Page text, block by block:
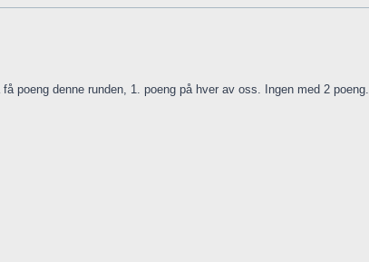
poeng denne runden, 1. poeng på hver av oss. Ingen med 2 poeng.